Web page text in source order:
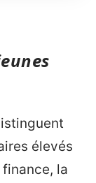
élevés
la